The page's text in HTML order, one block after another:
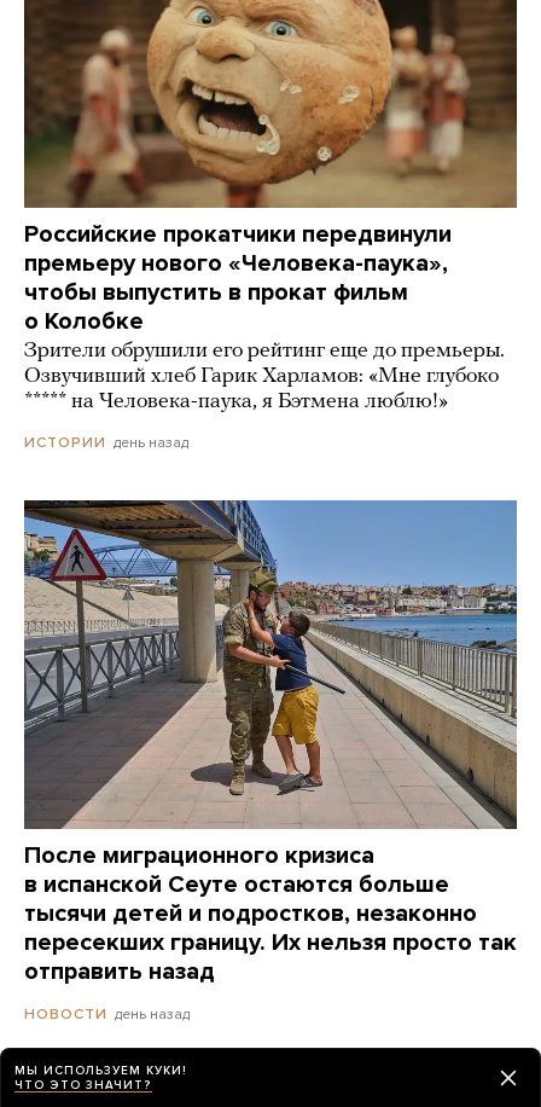
Российские прокатчики передвинули
премьеру нового «Человека-паука»,
чтобы выпустить в прокат фильм
о Колобке
Зрители обрушили его рейтинг еще до премьеры.
Озвучивший хлеб Гарик Харламов: «Мне глубоко
***** на Человека-паука, я Бэтмена люблю!»
ИСТОРИИ день назад
После миграционного кризиса
в испанской Сеуте остаются больше
тысячи детей и подростков, незаконно
пересекших границу. Их нельзя просто так
отправить назад
НОВОСТИ день назад
Bloomberg: Путин начал давить
МЫ ИСПОЛЬЗУЕМ КУКИ!
ЧТО ЭТО ЗНАЧИТ?